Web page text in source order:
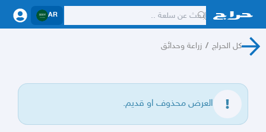
AR
كل الحراج / زراعة وحدائق
العرض محذوف او قديم.